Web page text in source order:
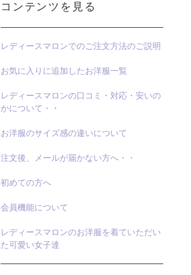
コンテンツを見る
レディースマロンでのご注文方法のご説明
お気に入りに追加したお洋服一覧
レディースマロンの口コミ・対応・安いの
かについて・・
お洋服のサイズ感の違いについて
注文後、メールが届かない方へ・・
初めての方へ
会員機能について
レディースマロンのお洋服を着ていただい
た可愛い女子達